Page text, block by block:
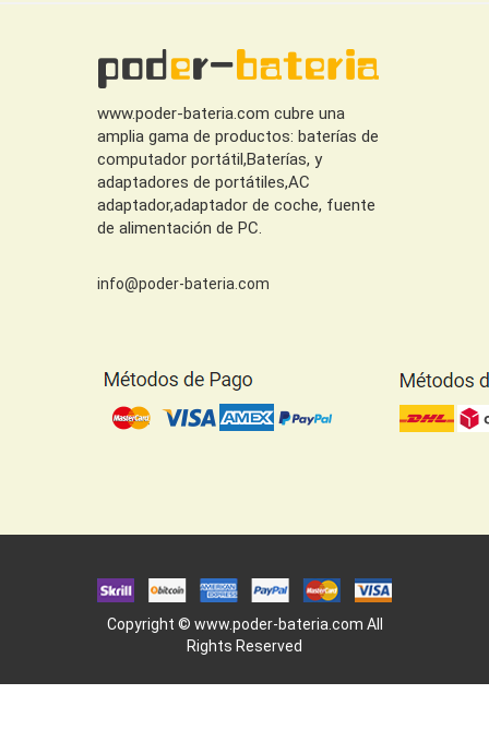
www.poder-bateria.com cubre una
amplia gama de productos: baterías de
computador portátil,Baterías, y
adaptadores de portátiles,AC
adaptador,adaptador de coche, fuente
de alimentación de PC.
info@poder-bateria.com
Copyright © www.poder-bateria.com All
Rights Reserved